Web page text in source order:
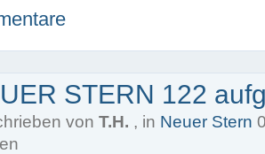
STERN 122
von T.H. , in Neuer Stern